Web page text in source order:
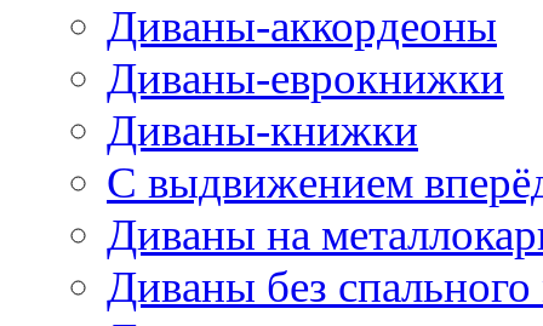
Диваны-аккордеоны
Диваны-еврокнижки
Диваны-книжки
С выдвижением
Диваны на
Диваны без спального